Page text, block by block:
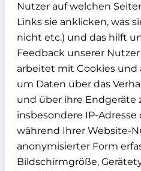
Nutzer auf welchen
Links sie anklicken, was
nicht etc.) und das hilft
Feedback unserer
arbeitet mit Cookies und
um Daten über das
und über ihre Endgeräte
insbesondere IP-Adresse
während Ihrer Website-
anonymisierter Form
Bildschirmgröße,